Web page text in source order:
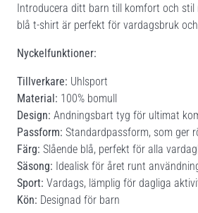
Introducera ditt barn till komfort och stil
blå t-shirt är perfekt för vardagsbruk
Nyckelfunktioner:
Tillverkare: Uhlsport
Material: 100% bomull
Design: Andningsbart tyg för ultimat
Passform: Standardpassform, som ger
Färg: Slående blå, perfekt för alla
Säsong: Idealisk för året runt
Sport: Vardags, lämplig för dagliga
Kön: Designad för barn